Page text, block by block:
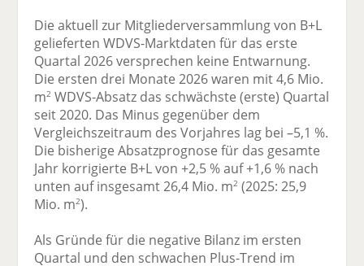
Die aktuell zur Mitgliederversammlung von B+L
gelieferten WDVS-Marktdaten für das erste
Quartal 2026 versprechen keine Entwarnung.
Die ersten drei Monate 2026 waren mit 4,6 Mio.
m2 WDVS-Absatz das schwächste (erste) Quartal
seit 2020. Das Minus gegenüber dem
Vergleichszeitraum des Vorjahres lag bei –5,1 %.
Die bisherige Absatzprognose für das gesamte
Jahr korrigierte B+L von +2,5 % auf +1,6 % nach
unten auf insgesamt 26,4 Mio. m2 (2025: 25,9
Mio. m2).
Als Gründe für die negative Bilanz im ersten
Quartal und den schwachen Plus-Trend im